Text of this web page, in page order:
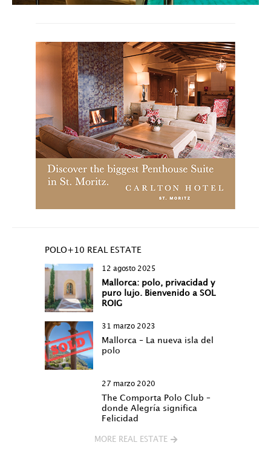
POLO+10 REAL ESTATE
12 agosto 2025
Mallorca: polo, privacidad y
puro lujo. Bienvenido a SOL
ROIG
31 marzo 2023
Mallorca – La nueva isla del
polo
27 marzo 2020
The Comporta Polo Club –
donde Alegría significa
Felicidad
MORE REAL ESTATE